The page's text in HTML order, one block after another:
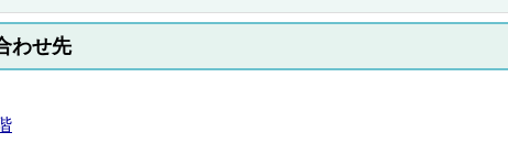
わせ先